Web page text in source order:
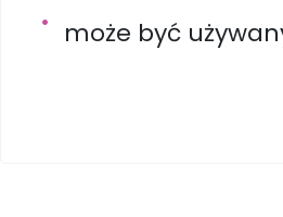
może być